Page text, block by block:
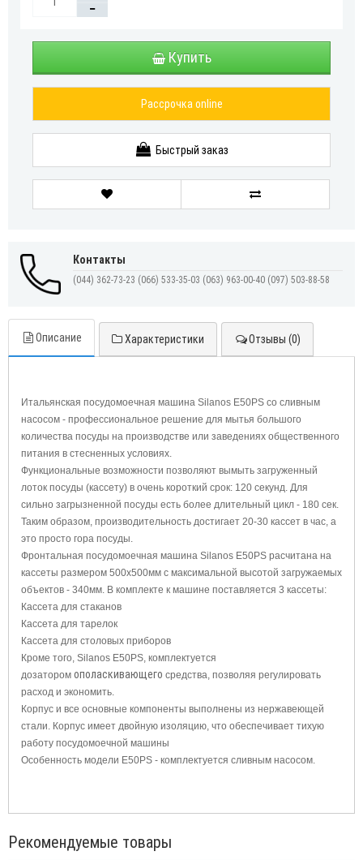
Купить
Рассрочка online
Быстрый заказ
Контакты
(044) 362-73-23 (066) 533-35-03 (063) 963-00-40 (097) 503-88-58
Описание Характеристики Отзывы (0)
Итальянская посудомоечная машина Silanos Е50PS со сливным
насосом - профессиональное решение для мытья большого
количества посуды на производстве или заведениях общественного
питания в стесненных условиях.
Функциональные возможности позволяют вымыть загруженный
лоток посуды (кассету) в очень короткий срок: 120 секунд. Для
сильно загрызненной посуды есть более длительный цикл - 180 сек.
Таким образом, производительность достигает 20-30 кассет в час, а
это просто гора посуды.
Фронтальная посудомоечная машина Silanos Е50PS расчитана на
кассеты размером 500х500мм с максимальной высотой загружаемых
объектов - 340мм. В комплекте к машине поставляется 3 кассеты:
Кассета для стаканов
Кассета для тарелок
Кассета для столовых приборов
Кроме того, Silanos Е50PS, комплектуется
дозатором ополаскивающего средства, позволяя регулировать
расход и экономить.
Корпус и все основные компоненты выполнены из нержавеющей
стали. Корпус имеет двойную изоляцию, что обеспечивает тихую
работу посудомоечной машины
Особенность модели Е50PS - комплектуется сливным насосом.
Рекомендуемые товары